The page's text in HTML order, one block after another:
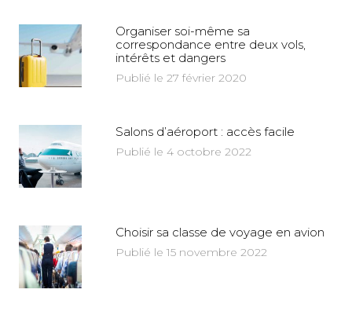
Organiser soi-même sa
correspondance entre deux vols,
intérêts et dangers
Publié le 27 février 2020
Salons d’aéroport : accès facile
Publié le 4 octobre 2022
Choisir sa classe de voyage en avion
Publié le 15 novembre 2022